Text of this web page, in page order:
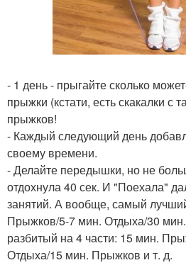
- 1 день - прыгайте сколько
прыжки (кстати, есть скакалки с
прыжков!
- Каждый следующий день
своему времени.
- Делайте передышки, но не
отдохнула 40 сек. И "Поехала"
занятий. А вообще, самый
Прыжков/5-7 мин. Отдыха/30
разбитый на 4 части: 15 мин.
Отдыха/15 мин. Прыжков и т. д.